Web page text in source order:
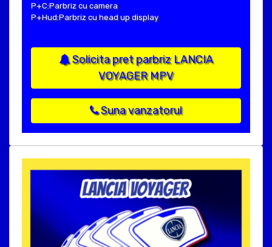
P+C:Parbriz cu camera
P+Hud:Parbriz cu head up display
Solicita pret parbriz LANCIA
VOYAGER MPV
Suna vanzatorul